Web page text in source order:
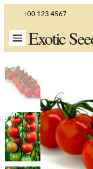
+00 123 4567
Exotic